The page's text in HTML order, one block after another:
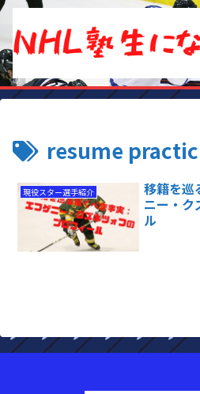
resume
現役スター選手紹介
移籍を巡
ニー・ク
ル